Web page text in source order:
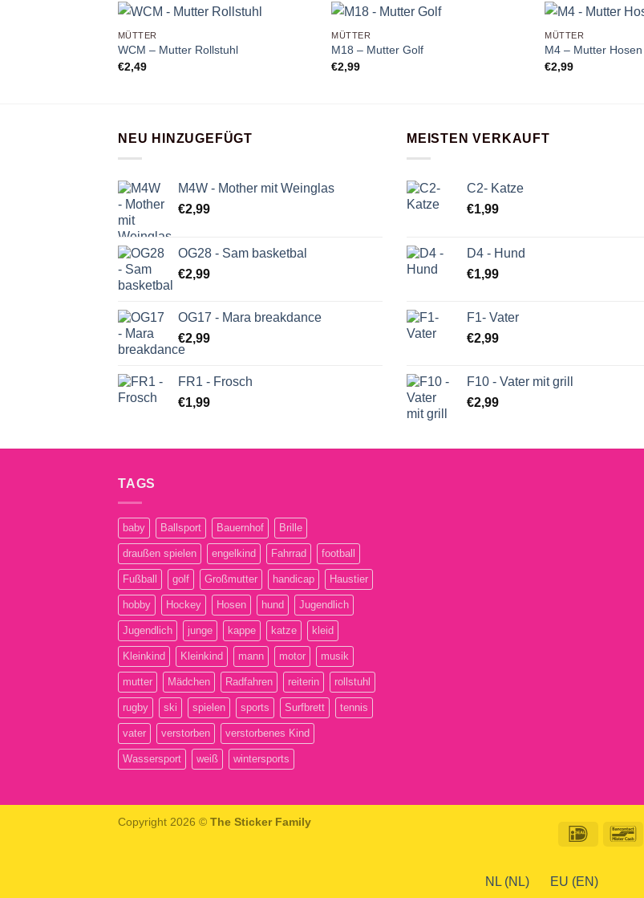
+
MÜTTER
WCM – Mutter Rollstuhl
€2,49
+
MÜTTER
M18 – Mutter Golf
€2,99
+
MÜTTER
M4 – Mutter Hosen
€2,99
NEU HINZUGEFÜGT
M4W - Mother mit Weinglas
€2,99
OG28 - Sam basketbal
€2,99
OG17 - Mara breakdance
€2,99
FR1 - Frosch
€1,99
MEISTEN VERKAUFT
C2- Katze
€1,99
D4 - Hund
€1,99
F1- Vater
€2,99
F10 - Vater mit grill
€2,99
TAGS
baby Ballsport Bauernhof Brille
draußen spielen engelkind Fahrrad football
Fußball golf Großmutter handicap Haustier
hobby Hockey Hosen hund Jugendlich
Jugendlich junge kappe katze kleid
Kleinkind Kleinkind mann motor musik
mutter Mädchen Radfahren reiterin rollstuhl
rugby ski spielen sports Surfbrett tennis
vater verstorben verstorbenes Kind
Wassersport weiß wintersports
IDeal
Copyright 2026 © The Sticker Family
NL (NL) EU (EN)